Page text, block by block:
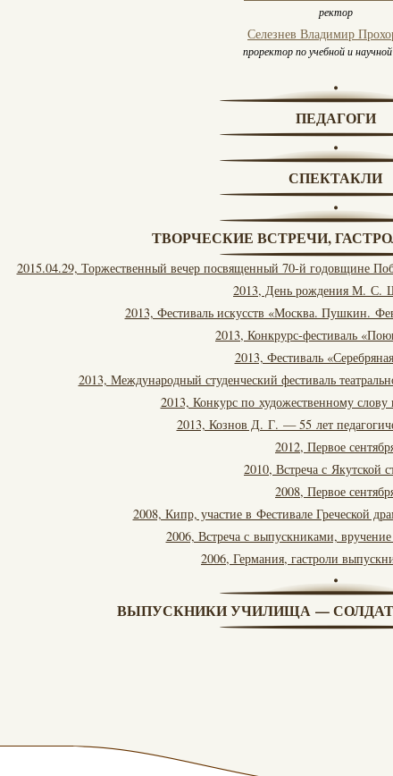
ректор
Селезнев Владимир
проректор по учебной и
ПЕДАГОГИ
СПЕКТАКЛИ
ТВОРЧЕСКИЕ ВСТРЕЧИ,
2015.04.29, Торжественный вечер посвященный 70-й годовщине
2013, День рождения М. С.
2013, Фестиваль искусств «Москва. Пушкин.
2013, Конкрурс-фестиваль
2013, Фестиваль
2013, Международный студенческий фестиваль
2013, Конкурс по художественному
2013, Кознов Д. Г. — 55 лет
2012, Первое
2010, Встреча с Якутской
2008, Первое
2008, Кипр, участие в Фестивале Греческой
2006, Встреча с выпускниками,
2006, Германия, гастроли
ВЫПУСКНИКИ УЧИЛИЩА —